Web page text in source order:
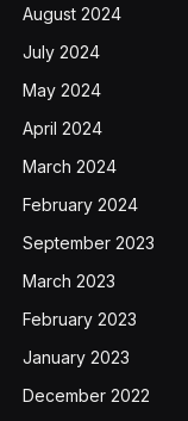
August 2024
July 2024
May 2024
April 2024
March 2024
February 2024
September 2023
March 2023
February 2023
January 2023
December 2022